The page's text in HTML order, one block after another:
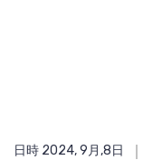
日時 2024, 9月,8日